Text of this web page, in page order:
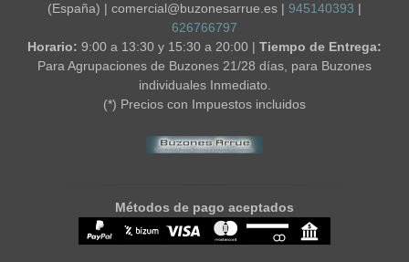
(España) | comercial@buzonesarrue.es | 945140393 |
626766797
Horario: 9:00 a 13:30 y 15:30 a 20:00 | Tiempo de Entrega:
Para Agrupaciones de Buzones 21/28 días, para Buzones
individuales Inmediato.
(*) Precios con Impuestos incluidos
Métodos de pago aceptados